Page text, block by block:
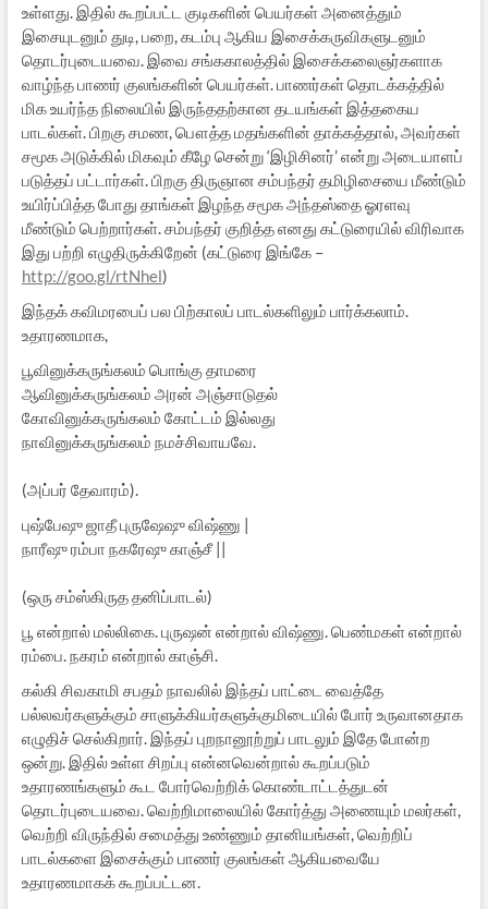
உள்ளது. இதில் கூறப்பட்ட குடிகளின் பெயர்கள் அனைத்தும்
இசையுடனும் துடி, பறை, கடம்பு ஆகிய இசைக்கருவிகளுடனும்
தொடர்புடையவை. இவை சங்ககாலத்தில் இசைக்கலைஞர்களாக
வாழ்ந்த பாணர் குலங்களின் பெயர்கள். பாணர்கள் தொடக்கத்தில்
மிக உயர்ந்த நிலையில் இருந்ததற்கான தடயங்கள் இத்தகைய
பாடல்கள். பிறகு சமண, பௌத்த மதங்களின் தாக்கத்தால், அவர்கள்
சமூக அடுக்கில் மிகவும் கீழே சென்று ‘இழிசினர்’ என்று அடையாளப்
படுத்தப் பட்டார்கள். பிறகு திருஞான சம்பந்தர் தமிழிசையை மீண்டும்
உயிர்ப்பித்த போது தாங்கள் இழந்த சமூக அந்தஸ்தை ஓரளவு
மீண்டும் பெற்றார்கள். சம்பந்தர் குறித்த எனது கட்டுரையில் விரிவாக
இது பற்றி எழுதிருக்கிறேன் (கட்டுரை இங்கே –
http://goo.gl/rtNhel)
இந்தக் கவிமரபைப் பல பிற்காலப் பாடல்களிலும் பார்க்கலாம்.
உதாரணமாக,
பூவினுக்கருங்கலம் பொங்கு தாமரை
ஆவினுக்கருங்கலம் அரன் அஞ்சாடுதல்
கோவினுக்கருங்கலம் கோட்டம் இல்லது
நாவினுக்கருங்கலம் நமச்சிவாயவே.
(அப்பர் தேவாரம்).
புஷ்பேஷு ஜாதீ புருஷேஷு விஷ்ணு |
நாரீஷு ரம்பா நகரேஷு காஞ்சீ ||
(ஒரு சம்ஸ்கிருத தனிப்பாடல்)
பூ என்றால் மல்லிகை. புருஷன் என்றால் விஷ்ணு. பெண்மகள் என்றால்
ரம்பை. நகரம் என்றால் காஞ்சி.
கல்கி சிவகாமி சபதம் நாவலில் இந்தப் பாட்டை வைத்தே
பல்லவர்களுக்கும் சாளுக்கியர்களுக்குமிடையில் போர் உருவானதாக
எழுதிச் செல்கிறார். இந்தப் புறநானூற்றுப் பாடலும் இதே போன்ற
ஒன்று. இதில் உள்ள சிறப்பு என்னவென்றால் கூறப்படும்
உதாரணங்களும் கூட போர்வெற்றிக் கொண்டாட்டத்துடன்
தொடர்புடையவை. வெற்றிமாலையில் கோர்த்து அணையும் மலர்கள்,
வெற்றி விருந்தில் சமைத்து உண்ணும் தானியங்கள், வெற்றிப்
பாடல்களை இசைக்கும் பாணர் குலங்கள் ஆகியவையே
உதாரணமாகக் கூறப்பட்டன.